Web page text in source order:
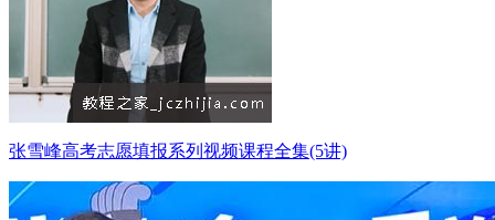
张雪峰高考志愿填报系列视频课程全集(5讲)